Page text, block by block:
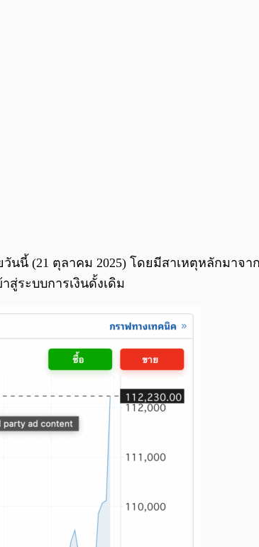
นนี้ (21 ตุลาคม 2025) โดยมีสาเหตุหลักมาจา
าสู่ระบบการเงินดั้งเดิม